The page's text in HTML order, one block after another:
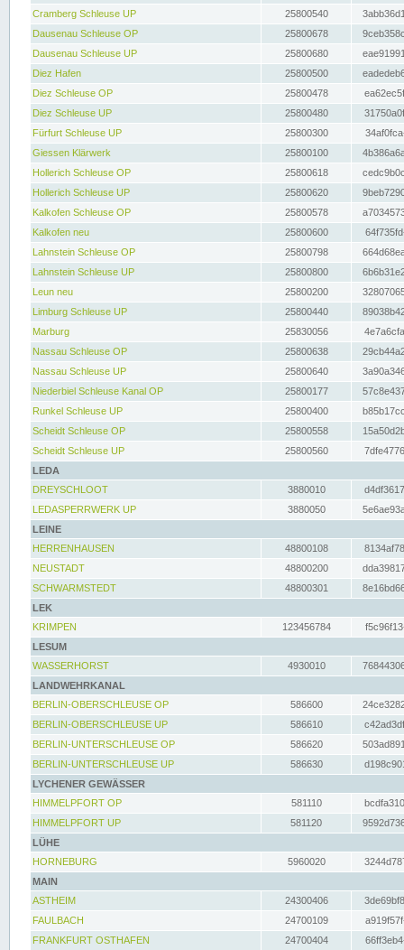
Cramberg Schleuse UP
25800540
Dausenau Schleuse OP
25800678
Dausenau Schleuse UP
25800680
Diez Hafen
25800500
Diez Schleuse OP
25800478
Diez Schleuse UP
25800480
Fürfurt Schleuse UP
25800300
Giessen Klärwerk
25800100
Hollerich Schleuse OP
25800618
Hollerich Schleuse UP
25800620
Kalkofen Schleuse OP
25800578
Kalkofen neu
25800600
Lahnstein Schleuse OP
25800798
Lahnstein Schleuse UP
25800800
Leun neu
25800200
Limburg Schleuse UP
25800440
Marburg
25830056
Nassau Schleuse OP
25800638
Nassau Schleuse UP
25800640
Niederbiel Schleuse Kanal OP
25800177
Runkel Schleuse UP
25800400
Scheidt Schleuse OP
25800558
Scheidt Schleuse UP
25800560
LEDA
DREYSCHLOOT
3880010
LEDASPERRWERK UP
3880050
LEINE
HERRENHAUSEN
48800108
NEUSTADT
48800200
SCHWARMSTEDT
48800301
LEK
KRIMPEN
123456784
LESUM
WASSERHORST
4930010
LANDWEHRKANAL
BERLIN-OBERSCHLEUSE OP
586600
BERLIN-OBERSCHLEUSE UP
586610
BERLIN-UNTERSCHLEUSE OP
586620
BERLIN-UNTERSCHLEUSE UP
586630
LYCHENER GEWÄSSER
HIMMELPFORT OP
581110
HIMMELPFORT UP
581120
LÜHE
HORNEBURG
5960020
MAIN
ASTHEIM
24300406
FAULBACH
24700109
FRANKFURT OSTHAFEN
24700404